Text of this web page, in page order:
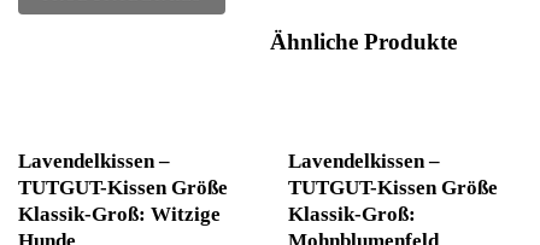
Ähnliche Produkte
Lavendelkissen –
TUTGUT-Kissen Größe
Klassik-Groß: Witzige
Lavendelkissen –
TUTGUT-Kissen Größe
Klassik-Groß: